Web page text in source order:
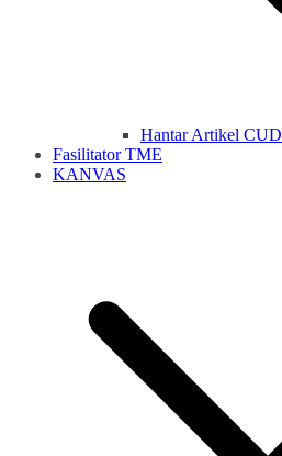
Hantar Artikel CUD
Fasilitator TME
KANVAS